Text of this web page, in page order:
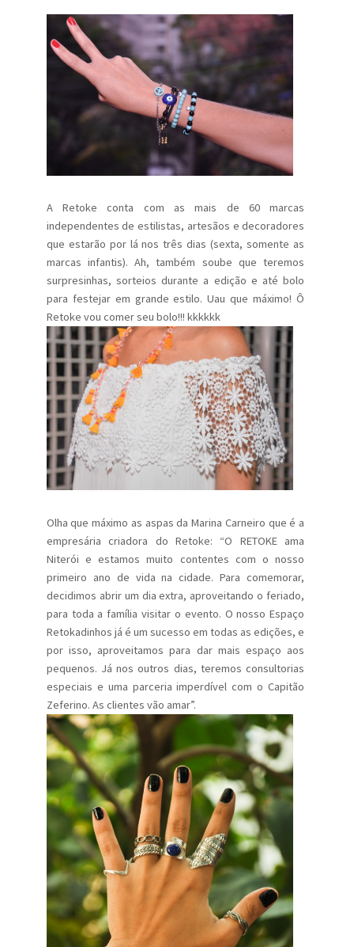
A Retoke conta com as mais de 60 marcas
independentes de estilistas, artesãos e decoradores
que estarão por lá nos três dias (sexta, somente as
marcas infantis). Ah, também soube que teremos
surpresinhas, sorteios durante a edição e até bolo
para festejar em grande estilo. Uau que máximo! Ô
Retoke vou comer seu bolo!!! kkkkkk
Olha que máximo as aspas da Marina Carneiro que é a
empresária criadora do Retoke: “O RETOKE ama
Niterói e estamos muito contentes com o nosso
primeiro ano de vida na cidade. Para comemorar,
decidimos abrir um dia extra, aproveitando o feriado,
para toda a família visitar o evento. O nosso Espaço
Retokadinhos já é um sucesso em todas as edições, e
por isso, aproveitamos para dar mais espaço aos
pequenos. Já nos outros dias, teremos consultorias
especiais e uma parceria imperdível com o Capitão
Zeferino. As clientes vão amar”.